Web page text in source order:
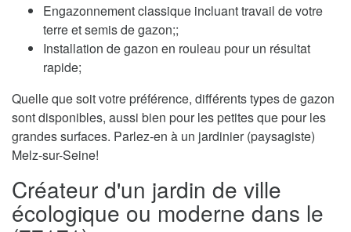
Engazonnement classique incluant travail de votre
terre et semis de gazon;;
Installation de gazon en rouleau pour un résultat
rapide;
Quelle que soit votre préférence, différents types de gazon
sont disponibles, aussi bien pour les petites que pour les
grandes surfaces. Parlez-en à un jardinier (paysagiste)
Melz-sur-Seine!
Créateur d'un jardin de ville
écologique ou moderne dans le